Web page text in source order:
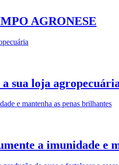
AGRONESE
sua loja
a imunidade e